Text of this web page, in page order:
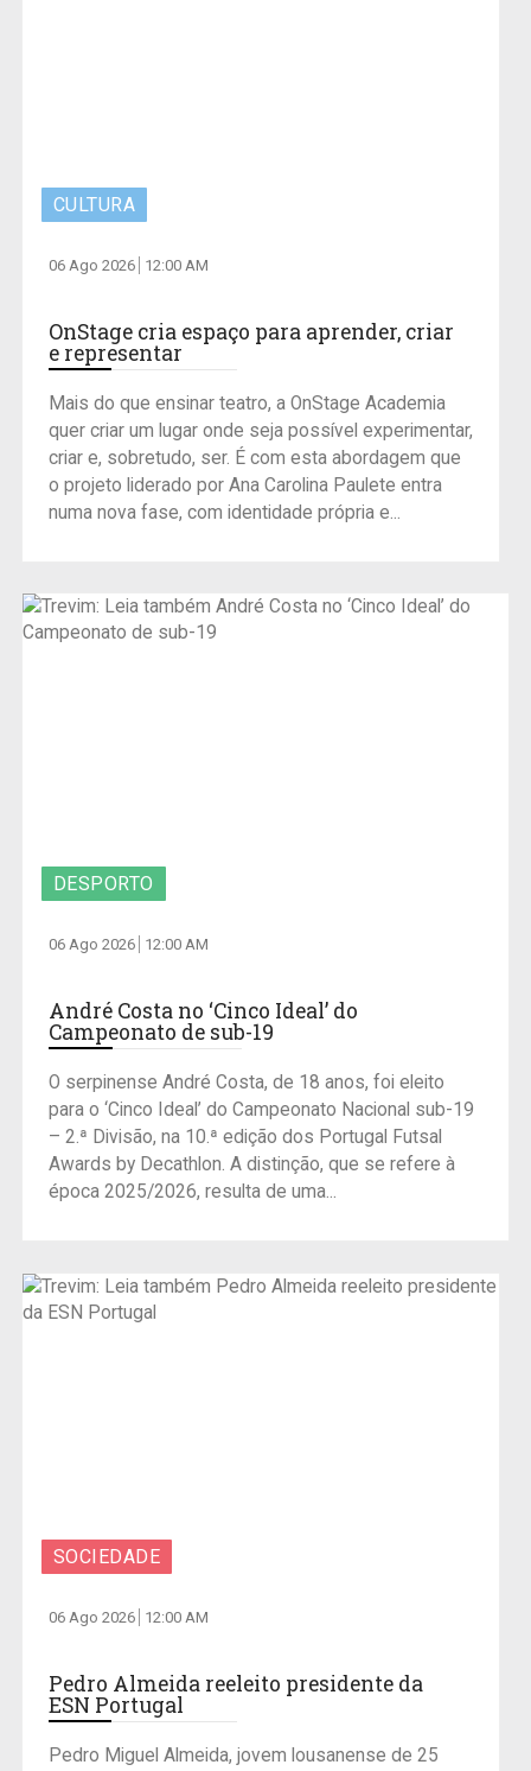
CULTURA
06 Ago 2026 12:00 AM
OnStage cria espaço para aprender, criar
e representar
Mais do que ensinar teatro, a OnStage Academia
quer criar um lugar onde seja possível experimentar,
criar e, sobretudo, ser. É com esta abordagem que
o projeto liderado por Ana Carolina Paulete entra
numa nova fase, com identidade própria e...
DESPORTO
06 Ago 2026 12:00 AM
André Costa no ‘Cinco Ideal’ do
Campeonato de sub-19
O serpinense André Costa, de 18 anos, foi eleito
para o ‘Cinco Ideal’ do Campeonato Nacional sub-19
– 2.ª Divisão, na 10.ª edição dos Portugal Futsal
Awards by Decathlon. A distinção, que se refere à
época 2025/2026, resulta de uma...
SOCIEDADE
06 Ago 2026 12:00 AM
Pedro Almeida reeleito presidente da
ESN Portugal
Pedro Miguel Almeida, jovem lousanense de 25